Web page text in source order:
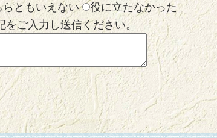
らともいえない
役に立たなかった
をご入力し送信ください。